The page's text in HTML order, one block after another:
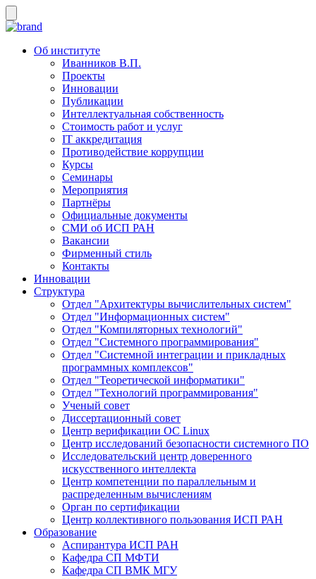
Об институте
Иванников В.П.
Проекты
Инновации
Публикации
Интеллектуальная собственность
Стоимость работ и услуг
IT аккредитация
Противодействие коррупции
Курсы
Семинары
Мероприятия
Партнёры
Официальные документы
СМИ об ИСП РАН
Вакансии
Фирменный стиль
Контакты
Инновации
Структура
Отдел "Архитектуры вычислительных систем"
Отдел "Информационных систем"
Отдел "Компиляторных технологий"
Отдел "Системного программирования"
Отдел "Системной интеграции и прикладных
программных комплексов"
Отдел "Теоретической информатики"
Отдел "Технологий программирования"
Ученый совет
Диссертационный совет
Центр верификации ОС Linux
Центр исследований безопасности системного ПО
Исследовательский центр доверенного
искусственного интеллекта
Центр компетенции по параллельным и
распределенным вычислениям
Орган по сертификации
Центр коллективного пользования ИСП РАН
Образование
Аспирантура ИСП РАН
Кафедра СП МФТИ
Кафедра СП ВМК МГУ